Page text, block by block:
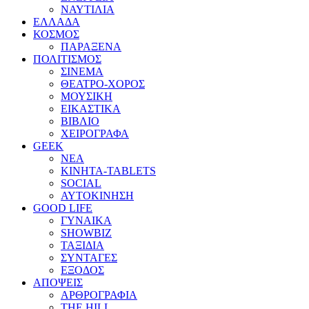
ΝΑΥΤΙΛΙΑ
ΕΛΛΑΔΑ
ΚΟΣΜΟΣ
ΠΑΡΑΞΕΝΑ
ΠΟΛΙΤΙΣΜΟΣ
ΣΙΝΕΜΑ
ΘΕΑΤΡΟ-ΧΟΡΟΣ
ΜΟΥΣΙΚΗ
ΕΙΚΑΣΤΙΚΑ
ΒΙΒΛΙΟ
ΧΕΙΡΟΓΡΑΦΑ
GEEK
ΝΕΑ
ΚΙΝΗΤΑ-TABLETS
SOCIAL
ΑΥΤΟΚΙΝΗΣΗ
GOOD LIFE
ΓΥΝΑΙΚΑ
SHOWBIZ
ΤΑΞΙΔΙΑ
ΣΥΝΤΑΓΕΣ
ΕΞΟΔΟΣ
ΑΠΟΨΕΙΣ
ΑΡΘΡΟΓΡΑΦΙΑ